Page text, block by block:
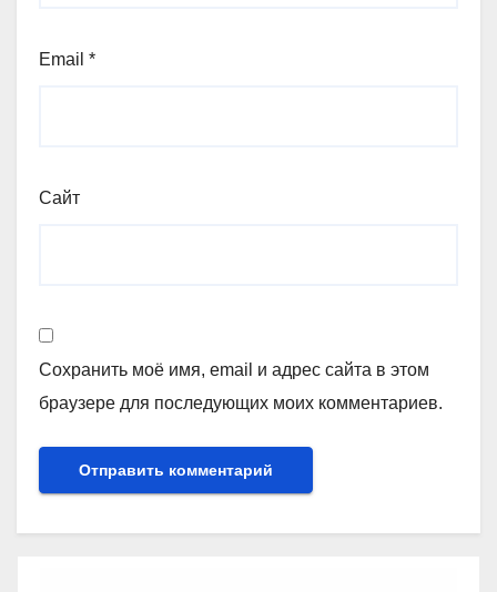
Email *
Сайт
Сохранить моё имя, email и адрес сайта в этом
браузере для последующих моих комментариев.